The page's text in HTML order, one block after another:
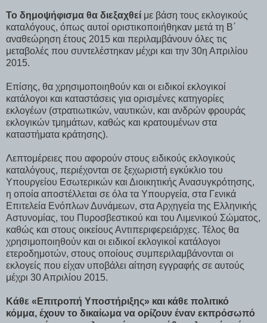
Το δημοψήφισμα θα διεξαχθεί με βάση τους εκλογικούς
καταλόγους, όπως αυτοί οριστικοποιήθηκαν μετά τη Β΄
αναθεώρηση έτους 2015 και περιλαμβάνουν όλες τις
μεταβολές που συντελέστηκαν μέχρι και την 30η Απριλίου
2015.
Επίσης, θα χρησιμοποιηθούν και οι ειδικοί εκλογικοί
κατάλογοι και καταστάσεις για ορισμένες κατηγορίες
εκλογέων (στρατιωτικών, ναυτικών, και ανδρών φρουράς
εκλογικών τμημάτων, καθώς και κρατουμένων στα
καταστήματα κράτησης).
Λεπτομέρειες που αφορούν στους ειδικούς εκλογικούς
καταλόγους, περιέχονται σε ξεχωριστή εγκύκλιο του
Υπουργείου Εσωτερικών και Διοικητικής Ανασυγκρότησης,
η οποία αποστέλλεται σε όλα τα Υπουργεία, στα Γενικά
Επιτελεία Ενόπλων Δυνάμεων, στα Αρχηγεία της Ελληνικής
Αστυνομίας, του Πυροσβεστικού και του Λιμενικού Σώματος,
καθώς και στους οικείους Αντιπεριφερειάρχες. Τέλος θα
χρησιμοποιηθούν και οι ειδικοί εκλογικοί κατάλογοι
ετεροδημοτών, στους οποίους συμπεριλαμβάνονται οι
εκλογείς που είχαν υποβάλει αίτηση εγγραφής σε αυτούς
μέχρι 30 Απριλίου 2015.
Κάθε «Επιτροπή Υποστήριξης» και κάθε πολιτικό
κόμμα, έχουν το δικαίωμα να ορίζουν έναν εκπρόσωπό